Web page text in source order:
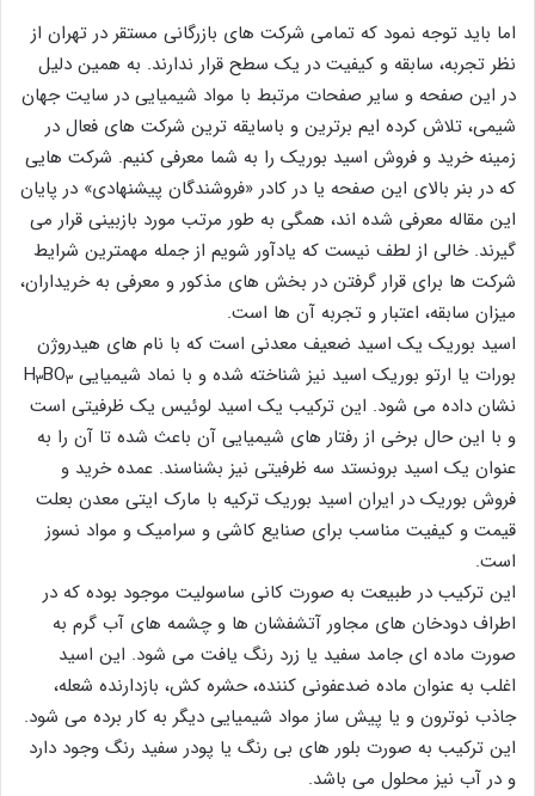
اما باید توجه نمود که تمامی شرکت های بازرگانی مستقر در تهران از
نظر تجربه، سابقه و کیفیت در یک سطح قرار ندارند. به همین دلیل
در این صفحه و سایر صفحات مرتبط با مواد شیمیایی در سایت جهان
شیمی، تلاش کرده ایم برترین و باسایقه ترین شرکت های فعال در
زمینه خرید و فروش اسید بوریک را به شما معرفی کنیم. شرکت هایی
که در بنر بالای این صفحه یا در کادر «فروشندگان پیشنهادی» در پایان
این مقاله معرفی شده اند، همگی به طور مرتب مورد بازبینی قرار می
گیرند. خالی از لطف نیست که یادآور شویم از جمله مهمترین شرایط
شرکت ها برای قرار گرفتن در بخش های مذکور و معرفی به خریداران،
میزان سابقه، اعتبار و تجربه آن ها است.
اسید بوریک یک اسید ضعیف معدنی است که با نام های هیدروژن
بورات یا ارتو بوریک اسید نیز شناخته شده و با نماد شیمیایی H
۳BO۳
نشان داده می شود. این ترکیب یک اسید لوئیس یک ظرفیتی است
و با این حال برخی از رفتار های شیمیایی آن باعث شده تا آن را به
عنوان یک اسید برونستد سه ظرفیتی نیز بشناسند. عمده خرید و
فروش بوریک در ایران اسید بوریک ترکیه با مارک ایتی معدن بعلت
قیمت و کیفیت مناسب برای صنایع کاشی و سرامیک و مواد نسوز
است.
این ترکیب در طبیعت به صورت کانی ساسولیت موجود بوده که در
اطراف دودخان های مجاور آتشفشان ها و چشمه های آب گرم به
صورت ماده ای جامد سفید یا زرد رنگ یافت می شود. این اسید
اغلب به عنوان ماده ضدعفونی کننده، حشره کش، بازدارنده شعله،
جاذب نوترون و یا پیش ساز مواد شیمیایی دیگر به کار برده می شود.
این ترکیب به صورت بلور های بی رنگ یا پودر سفید رنگ وجود دارد
و در آب نیز محلول می باشد.